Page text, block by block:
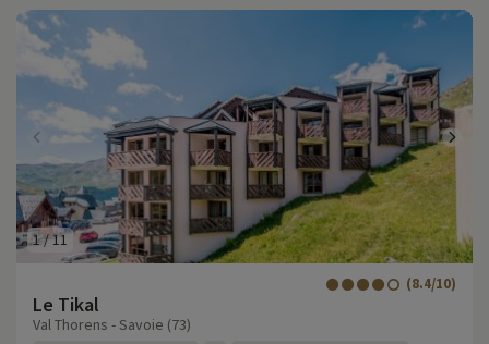
1/11
Le Tikal
(8.4/10)
Val Thorens - Savoie (73)